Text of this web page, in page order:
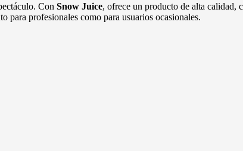
Con Snow Juice, ofrece un producto de alta calidad,
para profesionales como para usuarios ocasionales.